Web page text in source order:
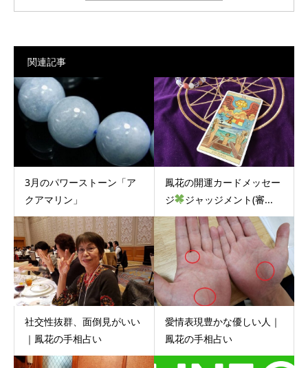
関連記事
3月のパワーストーン「ア
クアマリン」
鳳花の開運カードメッセー
ジ
ジャッジメント(審...
社交性抜群、面倒見がいい
｜鳳花の手相占い
愛情表現豊かな優しい人｜
鳳花の手相占い